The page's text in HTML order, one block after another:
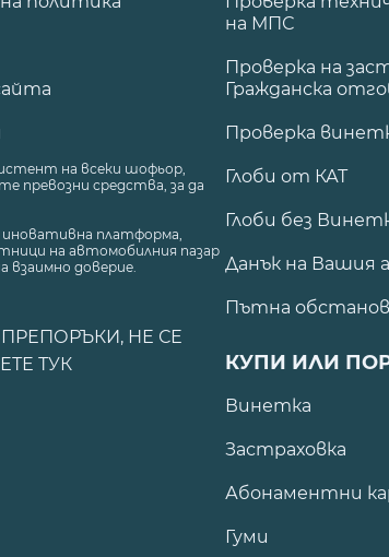
на всеки шофьор,
превозни средства, за да
иновативна платформа,
на автомобилния пазар
взаимно доверие.
НЕ СЕ
ТУК
на МПС
Проверка на
Гражданска
Проверка
Глоби от КАТ
Глоби без
Данък на Вашия
Пътна
КУПИ ИЛИ
Винетка
Застраховка
Абонаментни
Гуми